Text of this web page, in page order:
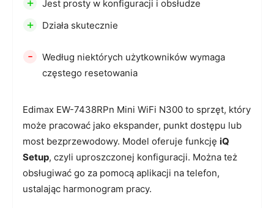
Edimax EW-7438RPn Mini WiFi N300 to sprzęt, który
może pracować jako ekspander, punkt dostępu lub
most bezprzewodowy. Model oferuje funkcję iQ
Setup, czyli uproszczonej konfiguracji. Można też
obsługiwać go za pomocą aplikacji na telefon,
ustalając harmonogram pracy.
Jest prosty w konfiguracji i obsłudze
+ Działa skutecznie
-
Według niektórych użytkowników wymaga
częstego resetowania